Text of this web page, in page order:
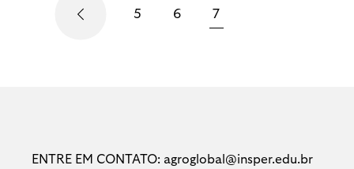
5 6 7
ENTRE EM CONTATO: agroglobal@insper.edu.br